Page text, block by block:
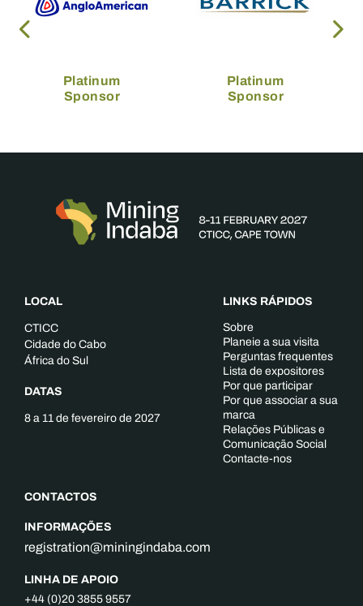
Platinum
Sponsor
Platinum
Sponsor
LOCAL
CTICC
Cidade do Cabo
África do Sul
DATAS
8 a 11 de fevereiro de 2027
CONTACTOS
INFORMAÇÕES
registration@miningindaba.com
LINHA DE APOIO
+44 (0)20 3855 9557
LINKS RÁPIDOS
Sobre
Planeie a sua visita
Perguntas frequentes
Lista de expositores
Por que participar
Por que associar a sua
marca
Relações Públicas e
Comunicação Social
Contacte-nos